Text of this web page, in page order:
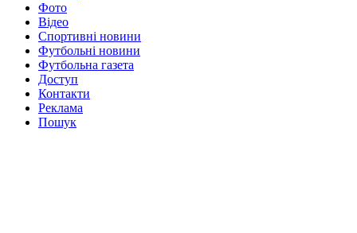
Фото
Відео
Спортивні новини
Футбольні новини
Футбольна газета
Доступ
Контакти
Реклама
Пошук